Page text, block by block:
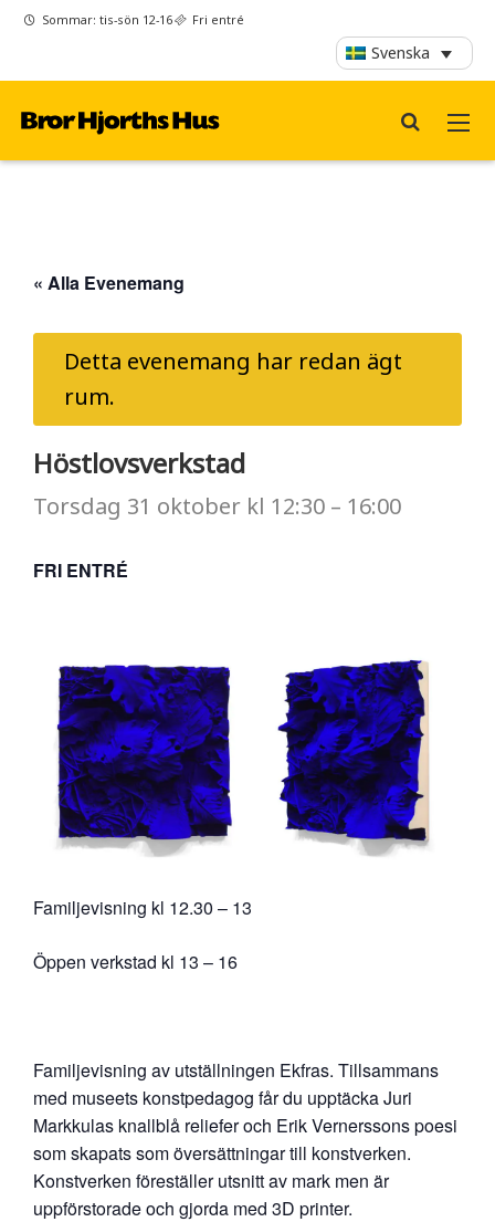
Sommar: tis-sön 12-16 Fri entré
Svenska
« Alla Evenemang
Detta evenemang har redan ägt
rum.
Höstlovsverkstad
Torsdag 31 oktober kl 12:30 – 16:00
FRI ENTRÉ
Familjevisning kl 12.30 – 13
Öppen verkstad kl 13 – 16
Familjevisning av utställningen Ekfras. Tillsammans
med museets konstpedagog får du upptäcka Juri
Markkulas knallblå reliefer och Erik Vernerssons poesi
som skapats som översättningar till konstverken.
Konstverken föreställer utsnitt av mark men är
uppförstorade och gjorda med 3D printer.